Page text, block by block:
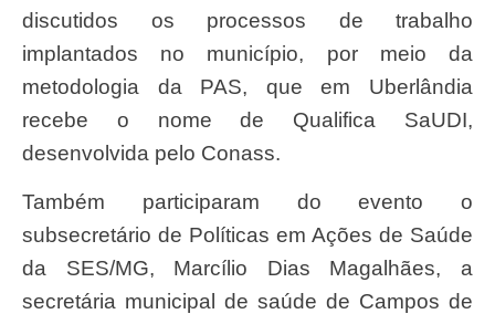
discutidos os processos de trabalho
implantados no município, por meio da
metodologia da PAS, que em Uberlândia
recebe o nome de Qualifica SaUDI,
desenvolvida pelo Conass.
Também participaram do evento o
subsecretário de Políticas em Ações de Saúde
da SES/MG, Marcílio Dias Magalhães, a
secretária municipal de saúde de Campos de